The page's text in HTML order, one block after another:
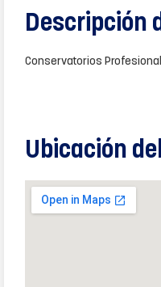
Descripción
Conservatorios
Ubicación